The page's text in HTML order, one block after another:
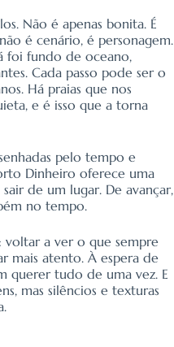
Não é apenas bonita. É
é cenário, é personagem.
foi fundo de oceano,
Cada passo pode ser o
Há praias que nos
e é isso que a torna
pelo tempo e
Dinheiro oferece uma
de um lugar. De avançar,
no tempo.
voltar a ver o que sempre
mais atento. À espera de
querer tudo de uma vez. E
mas silêncios e texturas